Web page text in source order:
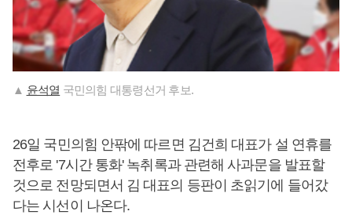
▲ 윤석열 국민의힘 대통령선거 후보.
26일 국민의힘 안팎에 따르면 김건희 대표가 설 연휴를
전후로 '7시간 통화' 녹취록과 관련해 사과문을 발표할
것으로 전망되면서 김 대표의 등판이 초읽기에 들어갔
다는 시선이 나온다.